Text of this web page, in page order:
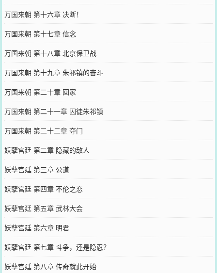
万国来朝 第十六章 决断！
万国来朝 第十七章 信念
万国来朝 第十八章 北京保卫战
万国来朝 第十九章 朱祁镇的奋斗
万国来朝 第二十章 回家
万国来朝 第二十一章 囚徒朱祁镇
万国来朝 第二十二章 夺门
妖孽宫廷 第二章 隐藏的敌人
妖孽宫廷 第三章 公道
妖孽宫廷 第四章 不伦之恋
妖孽宫廷 第五章 武林大会
妖孽宫廷 第六章 明君
妖孽宫廷 第七章 斗争，还是隐忍？
妖孽宫廷 第八章 传奇就此开始